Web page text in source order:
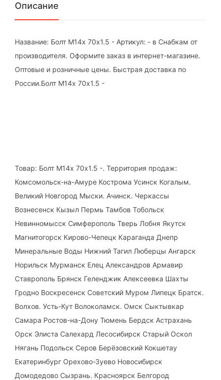
Описание
Название: Болт М14х 70х1.5 - Артикул: - в Снабкам от
производителя. Оформите заказ в интернет-магазине.
Оптовые и розничные цены. Быстрая доставка по
России.Болт М14х 70х1.5 -
Товар: Болт М14х 70х1.5 -. Территория продаж:
Комсомольск-на-Амуре Кострома Усинск Когалым.
Великий Новгород Мыски. Ачинск. Черкассы
Вознесенск Кызыл Пермь Тамбов Тобольск
Невинномысск Симферополь Тверь Лобня Якутск
Магнитогорск Кирово-Чепецк Караганда Днепр
Минеральные Воды Нижний Тагил Люберцы Ангарск
Норильск Мурманск Елец Александров Армавир
Ставрополь Брянск Геленджик Алексеевка Шахты
Гродно Воскресенск Советский Муром Липецк Братск.
Волхов. Усть-Кут Волоколамск. Омск Сыктывкар
Самара Ростов-на-Дону Тюмень Бердск Астрахань
Орск Элиста Салехард Лесосибирск Старый Оскол
Нягань Подольск Серов Берёзовский Кокшетау
Екатеринбург Орехово-Зуево Новосибирск
Домодедово Сызрань. Красноярск Белгород